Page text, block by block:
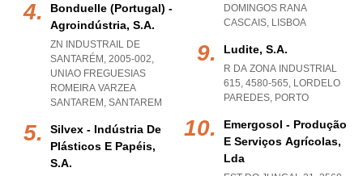
Bonduelle (portugal) -
Agroindústria, S.a.
ZN INDUSTRAIL DE
SANTARÉM, 2005-002,
UNIAO FREGUESIAS
ROMEIRA VARZEA
SANTAREM , SANTAREM
Silvex - Indústria De
Plásticos E Papéis,
S.a.
DOMINGOS RANA
CASCAIS, LISBOA
Ludite, S.a.
R DA ZONA INDUSTRIAL
615, 4580-565, LORDELO
PAREDES, PORTO
Emergosol - Produção
E Serviços Agrícolas,
Lda